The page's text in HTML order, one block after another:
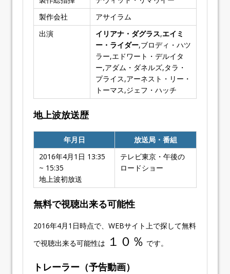
製作会社
アサイラム
出演
イリアナ・ダグラス,エイミ
ー・ライダー,ブロディ・ハツ
ラー,エドワート・デルイタ
ー,アダム・ダネルズ,タラ・
プライス,アーネスト・リー・
トーマス,ジェフ・ハッチ
地上波放送歴
年月日
放送局・番組
2016年4月1日 13:35
~ 15:35
地上波初放送
テレビ東京・午後の
ロードショー
無料で視聴出来る可能性
2016年4月1日時点で、WEBサイト上で探して無料
で視聴出来る可能性は １０％ です。
トレーラー（予告動画）